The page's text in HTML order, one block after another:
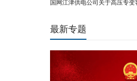
国网江津供电公司关于高压专
最新专题